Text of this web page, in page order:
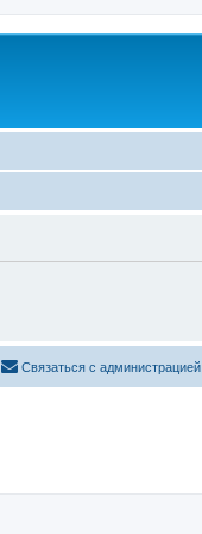
Связаться с администрацией